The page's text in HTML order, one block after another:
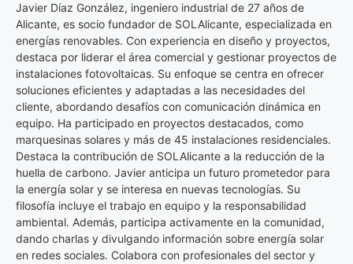
Javier Díaz González, ingeniero industrial de 27 años de
Alicante, es socio fundador de SOLAlicante, especializada en
energías renovables. Con experiencia en diseño y proyectos,
destaca por liderar el área comercial y gestionar proyectos de
instalaciones fotovoltaicas. Su enfoque se centra en ofrecer
soluciones eficientes y adaptadas a las necesidades del
cliente, abordando desafíos con comunicación dinámica en
equipo. Ha participado en proyectos destacados, como
marquesinas solares y más de 45 instalaciones residenciales.
Destaca la contribución de SOLAlicante a la reducción de la
huella de carbono. Javier anticipa un futuro prometedor para
la energía solar y se interesa en nuevas tecnologías. Su
filosofía incluye el trabajo en equipo y la responsabilidad
ambiental. Además, participa activamente en la comunidad,
dando charlas y divulgando información sobre energía solar
en redes sociales. Colabora con profesionales del sector y